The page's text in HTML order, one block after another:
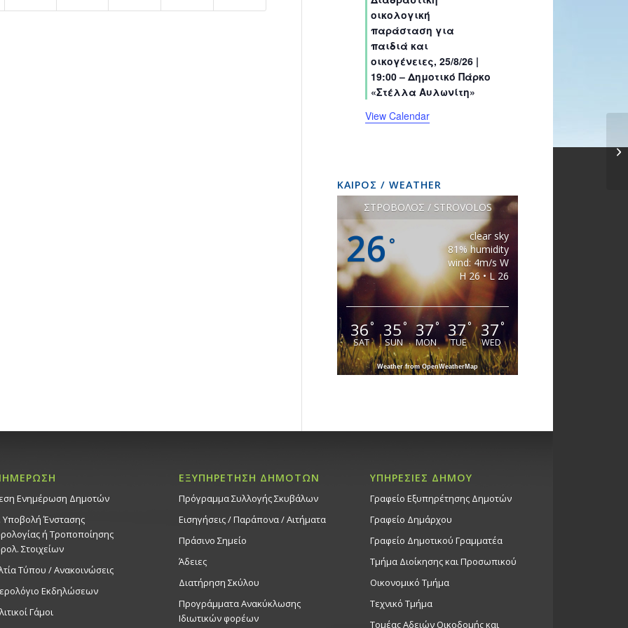
sssss
t
s
t
s
t
s
t
s
t
s
t
s
οικολογική
παράσταση για
παιδιά και
οικογένειες, 25/8/26 |
19:00 – Δημοτικό Πάρκο
«Στέλλα Αυλωνίτη»
View Calendar
ΚΑΙΡΟΣ / WEATHER
ΣΤΡΟΒΟΛΟΣ / STROVOLOS
26 °
clear sky
81% humidity
wind: 4m/s W
H 26 • L 26
36°
SAT
35°
SUN
37°
MON
37°
TUE
37°
WED
Weather from OpenWeatherMap
Ενημέρωση Δημοτών
Υποβολή Ένστασης
ή Τροποποίησης
Στοιχείων
Τύπου / Ανακοινώσεις
Εκδηλώσεων
Γάμοι
ΕΞΥΠΗΡΕΤΗΣΗ ΔΗΜΟΤΩΝ
Πρόγραμμα Συλλογής Σκυβάλων
Εισηγήσεις / Παράπονα / Αιτήματα
Πράσινο Σημείο
Άδειες
Διατήρηση Σκύλου
Προγράμματα Ανακύκλωσης
Ιδιωτικών φορέων
ΥΠΗΡΕΣΙΕΣ ΔΗΜΟΥ
Γραφείο Εξυπηρέτησης Δημοτών
Γραφείο Δημάρχου
Γραφείο Δημοτικού Γραμματέα
Τμήμα Διοίκησης και Προσωπικού
Οικονομικό Τμήμα
Τεχνικό Τμήμα
Τομέας Αδειών Οικοδομής και